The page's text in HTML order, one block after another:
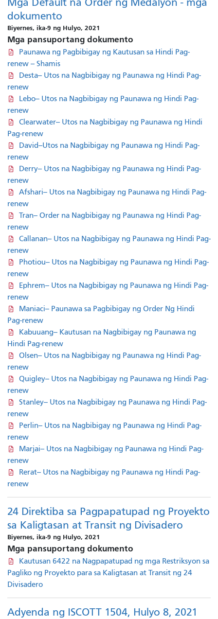
dokumento
Biyernes, ika-9 ng Hulyo, 2021
Mga pansuportang dokumento
Paunawa ng Pagbibigay ng Kautusan sa Hindi Pag-
renew -- Shamis
Desta-- Utos na Nagbibigay ng Paunawa ng Hindi Pag-
renew
Lebo-- Utos na Nagbibigay ng Paunawa ng Hindi Pag-
renew
Clearwater-- Utos na Nagbibigay ng Paunawa ng Hindi
Pag-renew
David--Utos na Nagbibigay ng Paunawa ng Hindi Pag-
renew
Derry-- Utos na Nagbibigay ng Paunawa ng Hindi Pag-
renew
Afshari-- Utos na Nagbibigay ng Paunawa ng Hindi Pag-
renew
Tran-- Order na Nagbibigay ng Paunawa ng Hindi Pag-
renew
Callanan-- Utos na Nagbibigay ng Paunawa ng Hindi Pag-
renew
Photiou-- Utos na Nagbibigay ng Paunawa ng Hindi Pag-
renew
Ephrem-- Utos na Nagbibigay ng Paunawa ng Hindi Pag-
renew
Maniaci-- Paunawa sa Pagbibigay ng Order Ng Hindi
Pag-renew
Kabuuang-- Kautusan na Nagbibigay ng Paunawa ng
Hindi Pag-renew
Olsen-- Utos na Nagbibigay ng Paunawa ng Hindi Pag-
renew
Quigley-- Utos na Nagbibigay ng Paunawa ng Hindi Pag-
renew
Stanley-- Utos na Nagbibigay ng Paunawa ng Hindi Pag-
renew
Perlin-- Utos na Nagbibigay ng Paunawa ng Hindi Pag-
renew
Marjai-- Utos na Nagbibigay ng Paunawa ng Hindi Pag-
renew
Rerat-- Utos na Nagbibigay ng Paunawa ng Hindi Pag-
renew
24 Direktiba sa Pagpapatupad ng Proyekto
sa Kaligtasan at Transit ng Divisadero
Biyernes, ika-9 ng Hulyo, 2021
Mga pansuportang dokumento
Kautusan 6422 na Nagpapatupad ng mga Restriksyon sa
Pagliko ng Proyekto para sa Kaligtasan at Transit ng 24
Divisadero
Adyenda ng ISCOTT 1504, Hulyo 8, 2021